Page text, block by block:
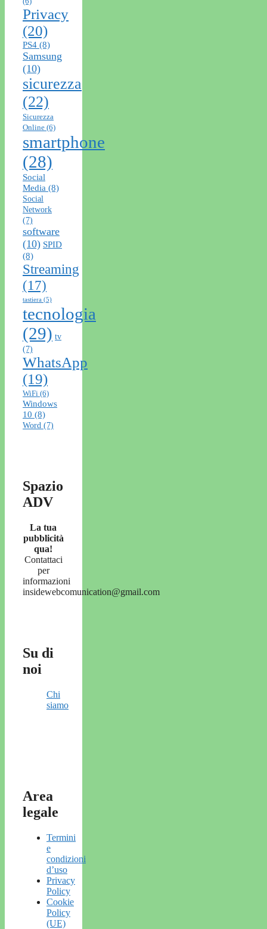
Privacy
(20)
PS4 (8)
Samsung
(10)
sicurezza
(22)
Sicurezza
Online (6)
smartphone
(28)
Social
Media (8)
Social
Network
(7)
software
(10) SPID
(8)
Streaming
(17)
tastiera (5)
tecnologia
(29) tv
(7)
WhatsApp
(19)
WiFi (6)
Windows
10 (8)
Word (7)
Spazio
ADV
La tua
pubblicità
qua!
Contattaci
per
informazioni
insidewebcomunication@gmail.com
Su di
noi
Chi
siamo
Area
legale
Termini
e
condizioni
d’uso
Privacy
Policy
Cookie
Policy
(UE)